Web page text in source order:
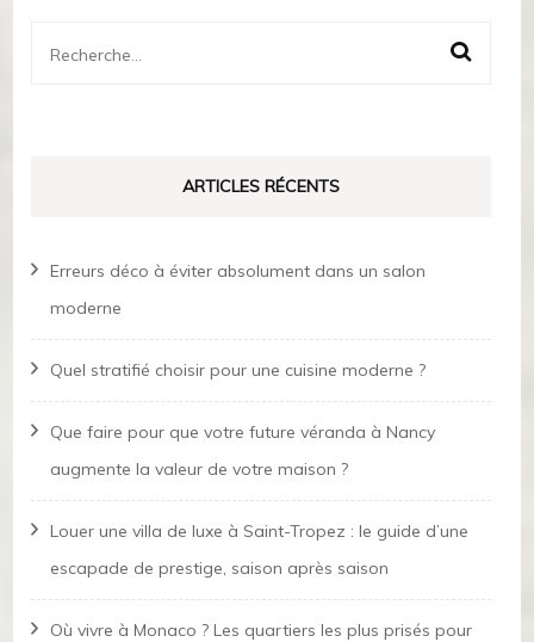
Rechercher :
ARTICLES RÉCENTS
Erreurs déco à éviter absolument dans un salon
moderne
Quel stratifié choisir pour une cuisine moderne ?
Que faire pour que votre future véranda à Nancy
augmente la valeur de votre maison ?
Louer une villa de luxe à Saint-Tropez : le guide d’une
escapade de prestige, saison après saison
Où vivre à Monaco ? Les quartiers les plus prisés pour